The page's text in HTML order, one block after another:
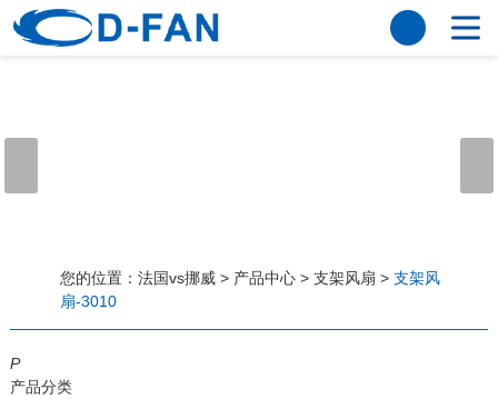
法国vs挪威
应用案例
工程案例
解决方案
新闻资讯
法国vs挪威
行业资讯
常见问题
您的位置： 法国vs挪威> 产品中心> 支架风扇 > 支架风
扇-3010
P
产品分类